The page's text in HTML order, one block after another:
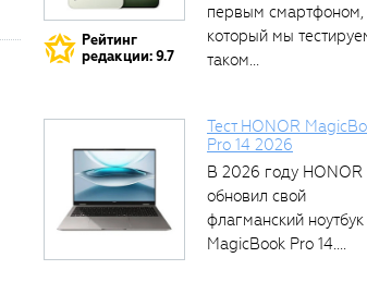
Рейтинг
редакции: 9.7
первым смартфоном,
который мы
таком...
Тест HONOR
Pro 14 2026
В 2026 году HONOR
обновил свой
флагманский ноутбук
MagicBook Pro 14....